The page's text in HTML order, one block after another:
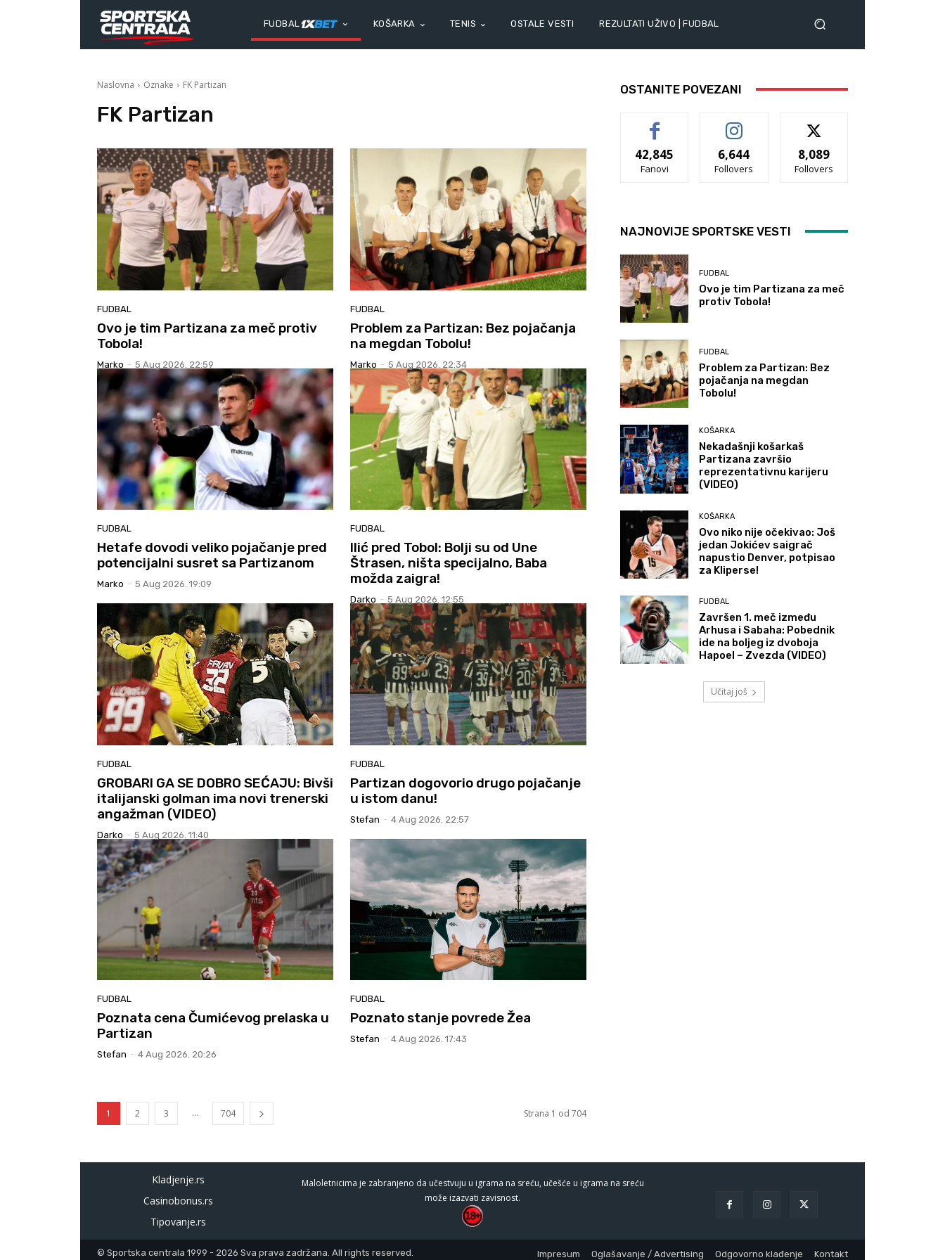
FUDBAL KOŠARKA TENIS OSTALE VESTI REZULTATI UŽIVO | FUDBAL
Naslovna Oznake FK Partizan
FK Partizan
FUDBAL
Ovo je tim Partizana za meč protiv
Tobola!
Marko - 5 Aug 2026. 22:59
FUDBAL
Problem za Partizan: Bez pojačanja
na megdan Tobolu!
Marko - 5 Aug 2026. 22:34
FUDBAL
Hetafe dovodi veliko pojačanje pred
potencijalni susret sa Partizanom
Marko - 5 Aug 2026. 19:09
FUDBAL
Ilić pred Tobol: Bolji su od Une
Štrasen, ništa specijalno, Baba
možda zaigra!
Darko - 5 Aug 2026. 12:55
FUDBAL
GROBARI GA SE DOBRO SEĆAJU: Bivši
italijanski golman ima novi trenerski
angažman (VIDEO)
Darko - 5 Aug 2026. 11:40
FUDBAL
Partizan dogovorio drugo pojačanje
u istom danu!
Stefan - 4 Aug 2026. 22:57
FUDBAL
Poznata cena Čumićevog prelaska u
Partizan
Stefan - 4 Aug 2026. 20:26
FUDBAL
Poznato stanje povrede Žea
Stefan - 4 Aug 2026. 17:43
1 2 3 ... 704 Strana 1 od 704
OSTANITE POVEZANI
42,845
Fanovi
6,644
Follovers
8,089
Follovers
NAJNOVIJE SPORTSKE VESTI
FUDBAL
Ovo je tim Partizana za meč
protiv Tobola!
FUDBAL
Problem za Partizan: Bez
pojačanja na megdan
Tobolu!
KOŠARKA
Nekadašnji košarkaš
Partizana završio
reprezentativnu karijeru
(VIDEO)
KOŠARKA
Ovo niko nije očekivao: Još
jedan Jokićev saigrač
napustio Denver, potpisao
za Kliperse!
FUDBAL
Završen 1. meč između
Arhusa i Sabaha: Pobednik
ide na boljeg iz dvoboja
Hapoel – Zvezda (VIDEO)
Učitaj još
Kladjenje.rs
Casinobonus.rs
Tipovanje.rs
Maloletnicima je zabranjeno da učestvuju u igrama na sreću, učešće u igrama na sreću
može izazvati zavisnost.
© Sportska centrala 1999 - 2026 Sva prava zadržana. All rights reserved. Impresum Oglašavanje / Advertising Odgovorno klađenje Kontakt